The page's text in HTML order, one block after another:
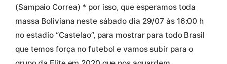
(Sampaio Correa) * por isso, que esperamos toda
massa Boliviana neste sábado dia 29/07 às 16:00 h
no estadio “Castelao”, para mostrar para todo Brasil
que temos força no futebol e vamos subir para o